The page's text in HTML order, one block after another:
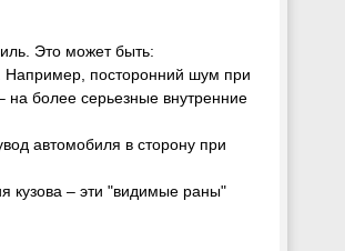
Это может быть:
Например, посторонний шум при
на более серьезные внутренние
автомобиля в сторону при
кузова – эти "видимые раны"